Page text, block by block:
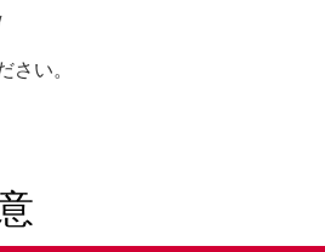
い。